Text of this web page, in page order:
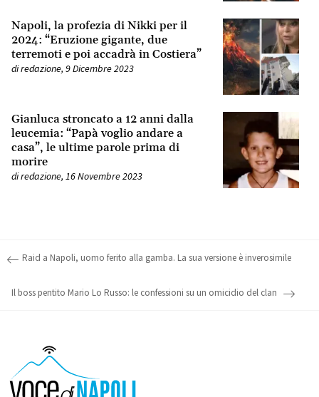
Napoli, la profezia di Nikki per il
2024: “Eruzione gigante, due
terremoti e poi accadrà in Costiera”
diredazione, 9 Dicembre 2023
Gianluca stroncato a 12 anni dalla
leucemia: “Papà voglio andare a
casa”, le ultime parole prima di
morire
diredazione, 16 Novembre 2023
Post navigation
Raid a Napoli, uomo ferito alla gamba. La sua versione è inverosimile
Il boss pentito Mario Lo Russo: le confessioni su un omicidio del clan